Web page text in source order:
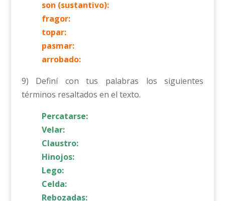
son (sustantivo):
fragor:
topar:
pasmar:
arrobado:
9) Definí con tus palabras los siguientes
términos resaltados en el texto.
Percatarse:
Velar:
Claustro:
Hinojos:
Lego:
Celda:
Rebozadas: